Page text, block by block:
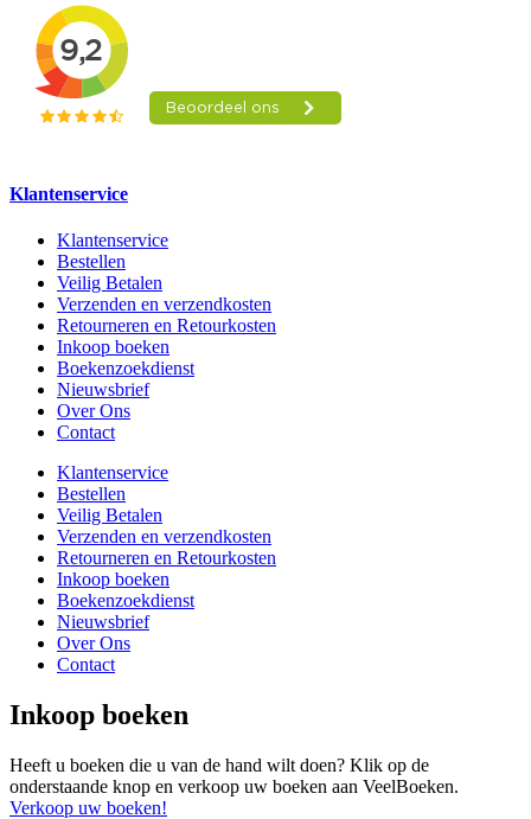
Klantenservice
Klantenservice
Bestellen
Veilig Betalen
Verzenden en verzendkosten
Retourneren en Retourkosten
Inkoop boeken
Boekenzoekdienst
Nieuwsbrief
Over Ons
Contact
Klantenservice
Bestellen
Veilig Betalen
Verzenden en verzendkosten
Retourneren en Retourkosten
Inkoop boeken
Boekenzoekdienst
Nieuwsbrief
Over Ons
Contact
Inkoop boeken
Heeft u boeken die u van de hand wilt doen? Klik op de
onderstaande knop en verkoop uw boeken aan VeelBoeken.
Verkoop uw boeken!